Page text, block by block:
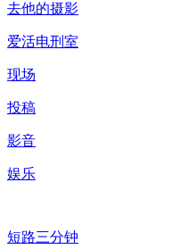
去他的摄影
爱活电刑室
现场
投稿
影音
娱乐
短路三分钟